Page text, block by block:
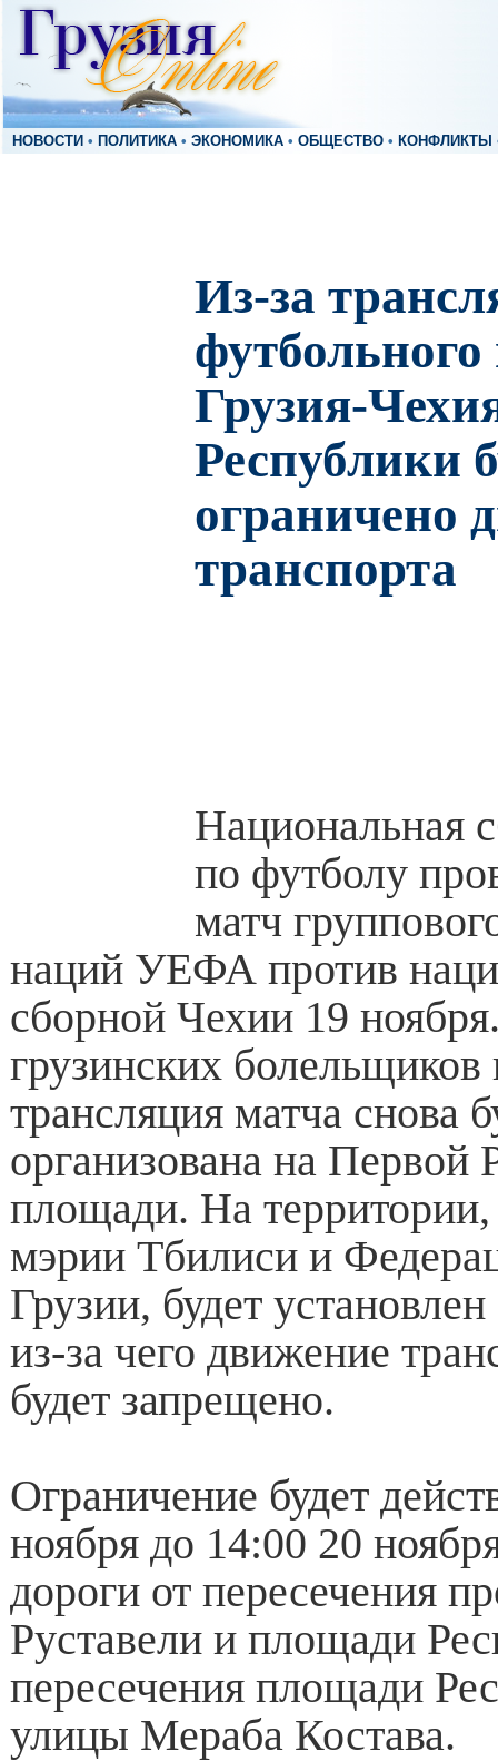
НОВОСТИ • ПОЛИТИКА • ЭКОНОМИКА • ОБЩЕСТВО • КОНФЛИКТЫ
Из-за
Грузия-
Республики
ограничено
транспорта
Национальная
по футболу
матч
наций УЕФА против
сборной Чехии 19
грузинских болельщиков
трансляция матча снова
организована на Первой
площади. На
мэрии Тбилиси и
Грузии, будет
из-за чего движение
будет запрещено.
Ограничение будет
ноября до 14:00 20
дороги от пересечения
Руставели и площади
пересечения площади
улицы Мераба Костава.